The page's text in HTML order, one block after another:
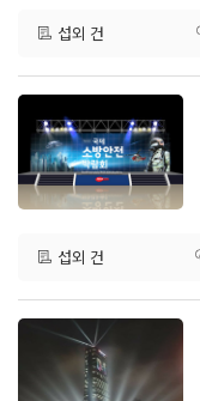
섭외 건
섭외 건